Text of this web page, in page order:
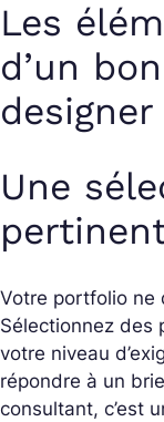
Les
d’un
designer
Une
Votre portfolio ne
Sélectionnez des
votre niveau
répondre à un
consultant, c’est